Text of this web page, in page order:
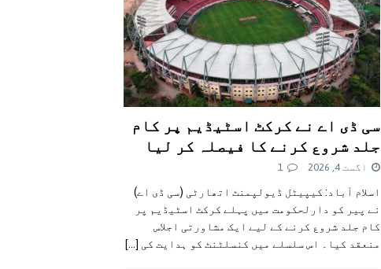
سی ڈی اے نے کرکٹ اسٹیڈیم پر کام
جلد شروع کرنے کا فیصلہ کر لیا
اگست 4, 2026 1
اسلام آباد: کیپیٹل ڈیولپمنٹ اتھارٹی (سی ڈی اے)
نے پیر کو دارلحکومت میں پہلے کرکٹ اسٹیڈیم پر
کام جلد شروع کرنے کے لیے ایک مشاورتی اجلاس
منعقد کیا۔ اس سلسلے میں کنسلٹنٹ کو ہدایت کی [...]